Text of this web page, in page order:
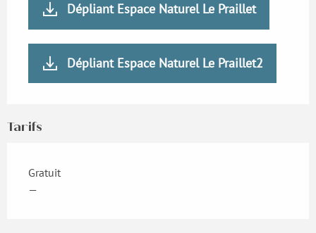
Dépliant Espace Naturel Le Praillet
Dépliant Espace Naturel Le Praillet2
Tarifs
Gratuit
—